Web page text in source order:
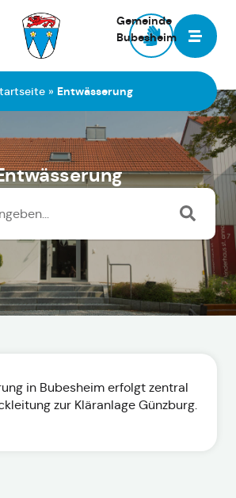
Gemeinde
Bubesheim
» Entwässerung
in Bubesheim erfolgt zentral
zur Kläranlage Günzburg.